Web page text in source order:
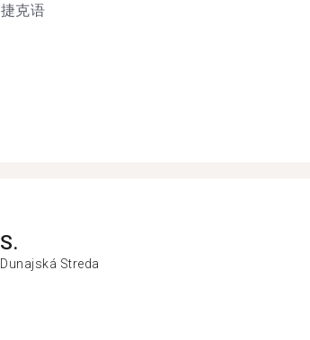
捷克语
S.
Dunajská Streda